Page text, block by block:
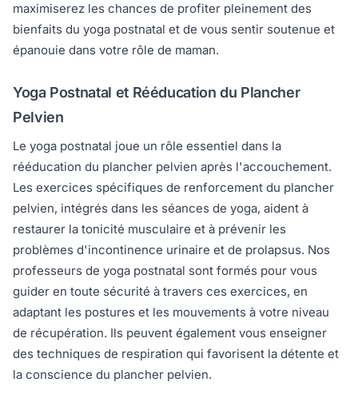
maximiserez les chances de profiter pleinement des
bienfaits du yoga postnatal et de vous sentir soutenue et
épanouie dans votre rôle de maman.
Yoga Postnatal et Rééducation du Plancher
Pelvien
Le yoga postnatal joue un rôle essentiel dans la
rééducation du plancher pelvien après l'accouchement.
Les exercices spécifiques de renforcement du plancher
pelvien, intégrés dans les séances de yoga, aident à
restaurer la tonicité musculaire et à prévenir les
problèmes d'incontinence urinaire et de prolapsus. Nos
professeurs de yoga postnatal sont formés pour vous
guider en toute sécurité à travers ces exercices, en
adaptant les postures et les mouvements à votre niveau
de récupération. Ils peuvent également vous enseigner
des techniques de respiration qui favorisent la détente et
la conscience du plancher pelvien.